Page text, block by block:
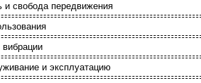
свобода передвижения
и эксплуатацию